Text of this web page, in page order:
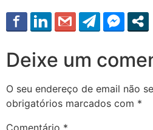
Deixe um
O seu endereço de email não
obrigatórios marcados com *